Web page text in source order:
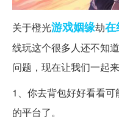
关于橙光游戏姻缘劫在
线玩这个很多人还不知
问题，现在让我们一起
1、你去背包好好看看
的平台了。